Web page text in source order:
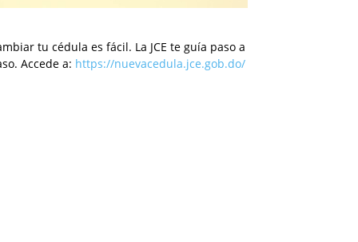
tu cédula es fácil. La JCE te guía paso a
Accede a: https://nuevacedula.jce.gob.do/